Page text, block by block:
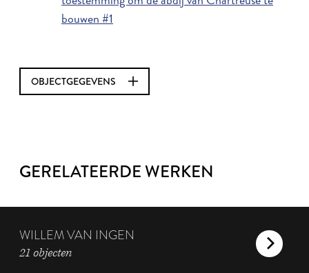
bouwen #1
OBJECTGEGEVENS
GERELATEERDE WERKEN
WILLEM VAN INGEN
21 objecten